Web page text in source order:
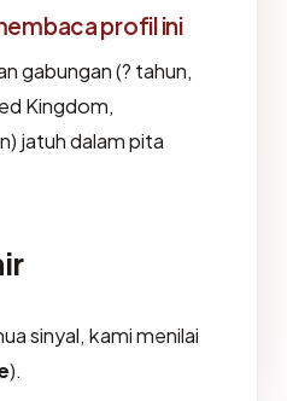
profil ini
gabungan (? tahun,
Kingdom,
jatuh dalam pita
sinyal, kami menilai
).